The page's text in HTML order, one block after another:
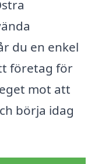
du en enkel
företag för
mot att
börja idag